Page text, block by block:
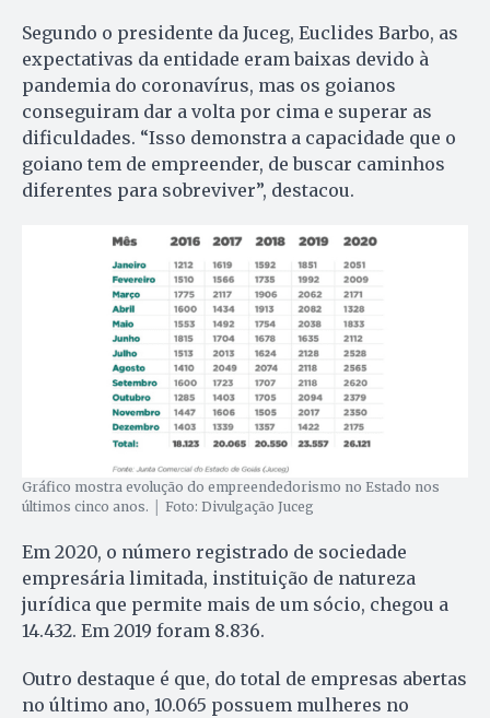
Segundo o presidente da Juceg, Euclides Barbo, as
expectativas da entidade eram baixas devido à
pandemia do coronavírus, mas os goianos
conseguiram dar a volta por cima e superar as
dificuldades. “Isso demonstra a capacidade que o
goiano tem de empreender, de buscar caminhos
diferentes para sobreviver”, destacou.
Gráfico mostra evolução do empreendedorismo no Estado nos
últimos cinco anos. │ Foto: Divulgação Juceg
Em 2020, o número registrado de sociedade
empresária limitada, instituição de natureza
jurídica que permite mais de um sócio, chegou a
14.432. Em 2019 foram 8.836.
Outro destaque é que, do total de empresas abertas
no último ano, 10.065 possuem mulheres no